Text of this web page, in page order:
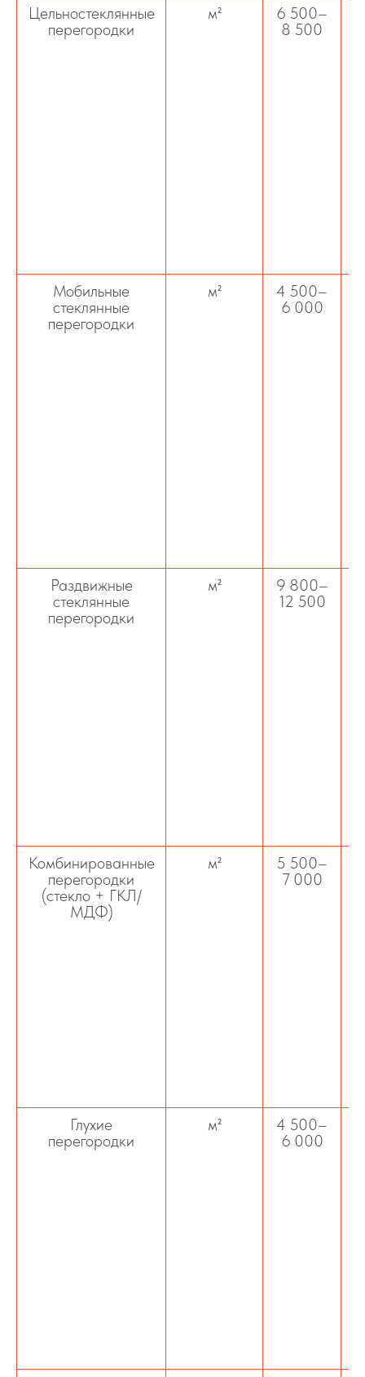
Цельностеклянные
перегородки
м²
6 500–
8 500
Мобильные
стеклянные
перегородки
м²
4 500–
6 000
Раздвижные
стеклянные
перегородки
м²
9 800–
12 500
Комбинированные
перегородки
(стекло + ГКЛ/
МДФ)
м²
5 500–
7 000
Глухие
перегородки
м²
4 500–
6 000